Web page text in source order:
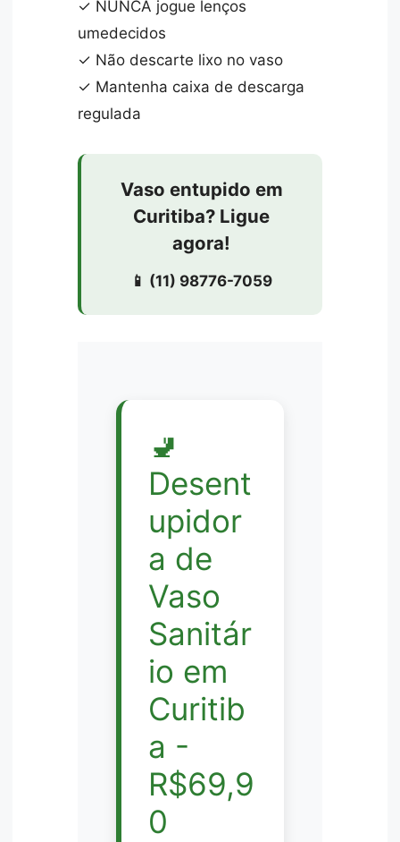
✓ NUNCA jogue lenços
umedecidos
✓ Não descarte lixo no vaso
✓ Mantenha caixa de descarga
regulada
Vaso entupido em
Curitiba? Ligue
agora!
📱 (11) 98776-7059
🚽
Desent
upidor
a de
Vaso
Sanitár
io em
Curitib
a -
R$69,9
0